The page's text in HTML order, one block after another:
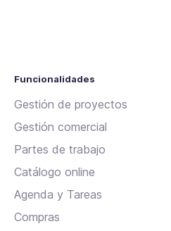
Funcionalidades
Gestión de proyectos
Gestión comercial
Partes de trabajo
Catálogo online
Agenda y Tareas
Compras